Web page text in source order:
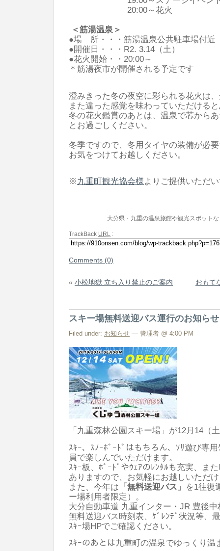
20:00～花火
＜筋湯温泉＞
●場 所・・・筋湯温泉公共駐車場付
●開催日・・・R2. 3.14（土）
​●花火開始・・20:00～
＊筋湯夜市が開催される予定です
澄みきった冬の夜空に彩られる花火は
また違った感覚を味わっていただける
冬の花火鑑賞のあとは、温泉で芯から
とお過ごしください。
冬季ですので、冬用タイヤの装備が必
お気をつけてお越しください。
※九重町観光協会様よりご提供いただ
大分県・九重の温泉旅館や観光スポット
TrackBack URL :
Comments (0)
« 小松地獄 立ち入り禁止のご案内 おもて
スキー場無料送迎バス運行のお知らせ
Filed under: お知らせ — 管理者 @ 4:00 PM
「九重森林公園スキー場」が12月14（
ｽｷｰ、ｽﾉｰﾎﾞｰﾄﾞはもちろん、ｿﾘ遊び専
員で楽しんでいただけます。
ｽｷｰ板、ﾎﾞｰﾄﾞやｳｪｱのﾚﾝﾀﾙも充実、ま
ありますので、お気軽にお越しいただ
また、今年は 「無料送迎バス」 を1往復
ー場利用者限定）。
大分自動車道 九重インター・JR 豊後
無料送迎バス時刻表、ｹﾞﾚﾝﾃﾞ状況等、
ｽｷｰ場HPでご確認ください。
ｽｷｰのあとは九重町の温泉でゆっくり温